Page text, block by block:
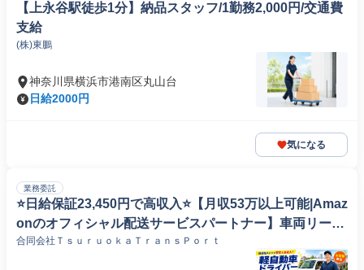
【上永谷駅徒歩1分】納品スタッフ/1勤務2,000円/交通費
支給
(株)東鵬
神奈川県横浜市港南区丸山台
日給2000円
気になる
業務委託
⭐️日給保証23,450円で高収入⭐️【月収53万以上可能|Amaz
onのオフィシャル配送サービスパートナー】車両リース
初月無料|ロイヤリティなしでしっかり稼ぐ
合同会社ＴｓｕｒｕｏｋａＴｒａｎｓＰｏｒｔ